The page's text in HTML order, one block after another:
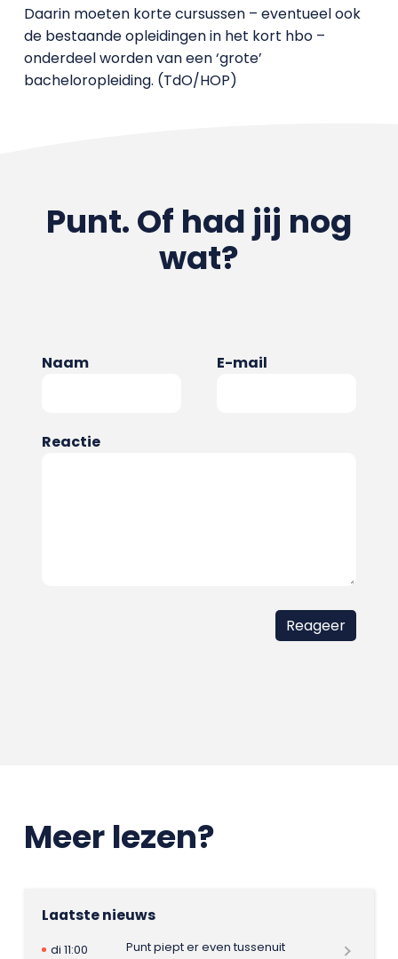
Daarin moeten korte cursussen – eventueel ook
de bestaande opleidingen in het kort hbo –
onderdeel worden van een ‘grote’
bacheloropleiding. (TdO/HOP)
Punt. Of had jij nog
wat?
Naam E-mail
Reactie
Meer lezen?
Laatste nieuws
di 11:00
Punt piept er even tussenuit